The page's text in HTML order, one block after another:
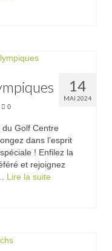
14
MAI 2024
0
Golf Centre
dans l’esprit
! Enfilez la
et rejoignez
Lire la suite­­